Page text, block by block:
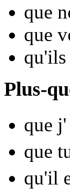
que
que
qu'ils
Plus-
que j'
que
qu'il